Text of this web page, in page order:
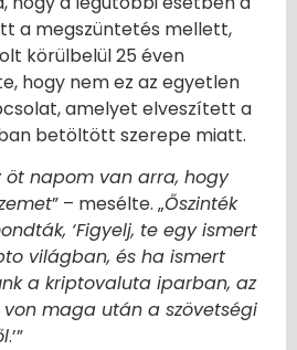
a megszüntetés mellett,
körülbelül 25 éven
hogy nem ez az egyetlen
amelyet elveszített a
betöltött szerepe miatt.
öt napom van arra, hogy
” – mesélte. „Őszinték
‘Figyelj, te egy ismert
világban, és ha ismert
a kriptovaluta iparban, az
maga után a szövetségi
.’”